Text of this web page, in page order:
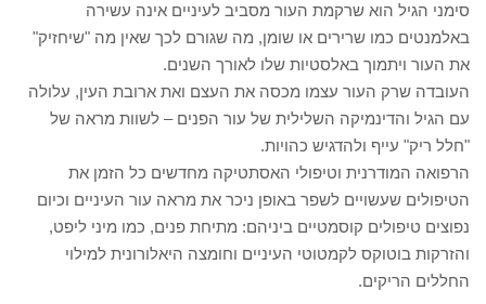
סימני הגיל הוא שרקמת העור מסביב לעיניים אינה עשירה
באלמנטים כמו שרירים או שומן, מה שגורם לכך שאין מה "שיחזיק"
את העור ויתמוך באלסטיות שלו לאורך השנים.
העובדה שרק העור עצמו מכסה את העצם ואת ארובת העין, עלולה
עם הגיל והדינמיקה השלילית של עור הפנים – לשוות מראה של
"חלל ריק" עייף ולהדגיש כהויות.
הרפואה המודרנית וטיפולי האסתטיקה מחדשים כל הזמן את
הטיפולים שעשויים לשפר באופן ניכר את מראה עור העיניים וכיום
נפוצים טיפולים קוסמטיים ביניהם: מתיחת פנים, כמו מיני ליפט,
והזרקות בוטוקס לקמטוטי העיניים וחומצה היאלורונית למילוי
החללים הריקים.